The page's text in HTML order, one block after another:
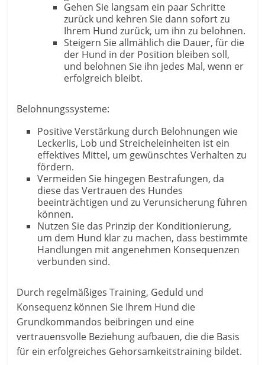
Gehen Sie langsam ein paar Schritte
zurück und kehren Sie dann sofort zu
Ihrem Hund zurück, um ihn zu belohnen.
Steigern Sie allmählich die Dauer, für die
der Hund in der Position bleiben soll,
und belohnen Sie ihn jedes Mal, wenn er
erfolgreich bleibt.
Belohnungssysteme:
Positive Verstärkung durch Belohnungen wie
Leckerlis, Lob und Streicheleinheiten ist ein
effektives Mittel, um gewünschtes Verhalten zu
fördern.
Vermeiden Sie hingegen Bestrafungen, da
diese das Vertrauen des Hundes
beeinträchtigen und zu Verunsicherung führen
können.
Nutzen Sie das Prinzip der Konditionierung,
um dem Hund klar zu machen, dass bestimmte
Handlungen mit angenehmen Konsequenzen
verbunden sind.
Durch regelmäßiges Training, Geduld und
Konsequenz können Sie Ihrem Hund die
Grundkommandos beibringen und eine
vertrauensvolle Beziehung aufbauen, die die Basis
für ein erfolgreiches Gehorsamkeitstraining bildet.